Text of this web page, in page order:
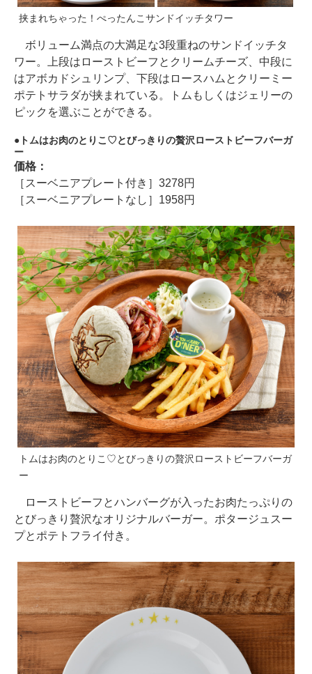
挟まれちゃった！ぺったんこサンドイッチタワー
ボリューム満点の大満足な3段重ねのサンドイッチタ
ワー。上段はローストビーフとクリームチーズ、中段に
はアボカドシュリンプ、下段はロースハムとクリーミー
ポテトサラダが挟まれている。トムもしくはジェリーの
ピックを選ぶことができる。
トムはお肉のとりこ♡とびっきりの贅沢ローストビーフバーガ
ー
価格：
［スーベニアプレート付き］3278円
［スーベニアプレートなし］1958円
トムはお肉のとりこ♡とびっきりの贅沢ローストビーフバーガ
ー
ローストビーフとハンバーグが入ったお肉たっぷりの
とびっきり贅沢なオリジナルバーガー。ポタージュスー
プとポテトフライ付き。